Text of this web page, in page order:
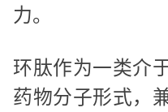
力。
环肽作为一类介
药物分子形式，